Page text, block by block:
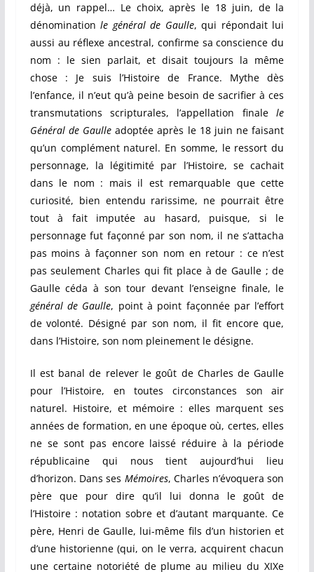
déjà, un rappel… Le choix, après le 18 juin, de la
dénominationle général de Gaulle, qui répondait lui
aussi au réflexe ancestral, confirme sa conscience du
nom : le sien parlait, et disait toujours la même
chose : Je suis l’Histoire de France. Mythe dès
l’enfance, il n’eut qu’à peine besoin de sacrifier à ces
transmutations scripturales, l’appellation finalele
Général de Gaulle adoptée après le 18 juin ne faisant
qu’un complément naturel. En somme, le ressort du
personnage, la légitimité par l’Histoire, se cachait
dans le nom : mais il est remarquable que cette
curiosité, bien entendu rarissime, ne pourrait être
tout à fait imputée au hasard, puisque, si le
personnage fut façonné par son nom, il ne s’attacha
pas moins à façonner son nom en retour : ce n’est
pas seulement Charles qui fit place à de Gaulle ; de
Gaulle céda à son tour devant l’enseigne finale, le
général de Gaulle, point à point façonnée par l’effort
de volonté. Désigné par son nom, il fit encore que,
dans l’Histoire, son nom pleinement le désigne.
Il est banal de relever le goût de Charles de Gaulle
pour l’Histoire, en toutes circonstances son air
naturel. Histoire, et mémoire : elles marquent ses
années de formation, en une époque où, certes, elles
ne se sont pas encore laissé réduire à la période
républicaine qui nous tient aujourd’hui lieu
d’horizon. Dans ses Mémoires, Charles n’évoquera son
père que pour dire qu’il lui donna le goût de
l’Histoire : notation sobre et d’autant marquante. Ce
père, Henri de Gaulle, lui-même fils d’un historien et
d’une historienne (qui, on le verra, acquirent chacun
une certaine notoriété de plume au milieu du XIXe